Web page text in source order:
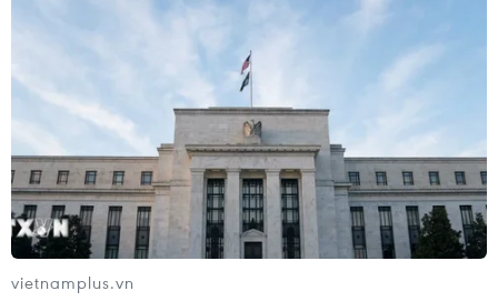
vietnamplus.vn